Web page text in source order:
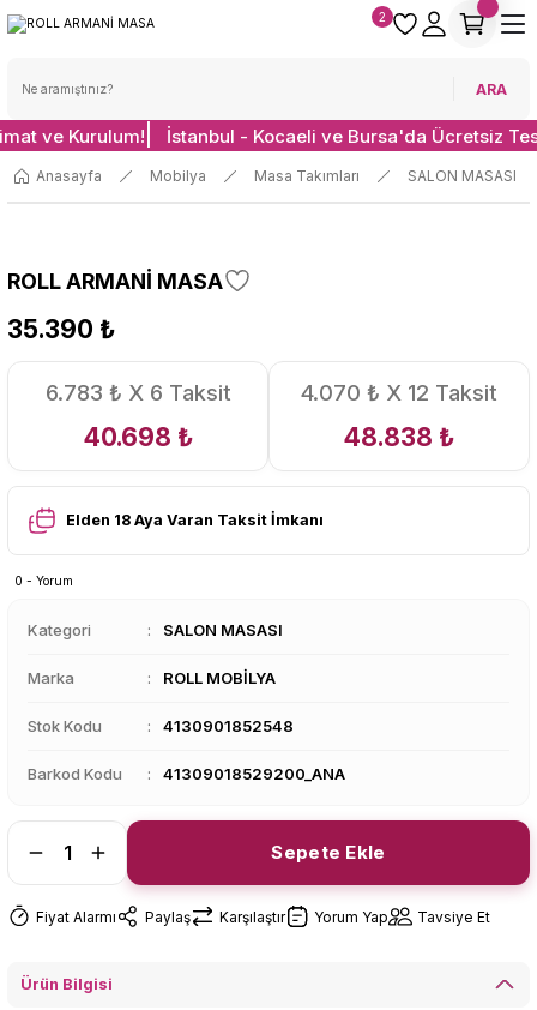
ARA
2
ve Kurulum! İstanbul - Kocaeli ve Bursa'da Ücretsiz
Anasayfa Mobilya Masa Takımları SALON MASASI
ROLL ARMANİ MASA
35.390 ₺
6.783 ₺ X 6 Taksit
40.698 ₺
4.070 ₺ X 12 Taksit
48.838 ₺
Elden 18 Aya Varan Taksit İmkanı
0 - Yorum
Kategori SALON MASASI
Marka ROLL MOBİLYA
Stok Kodu 4130901852548
Barkod Kodu 41309018529200_ANA
Sepete Ekle
Fiyat Alarmı Paylaş Karşılaştır Yorum Yap Tavsiye Et
Ürün Bilgisi